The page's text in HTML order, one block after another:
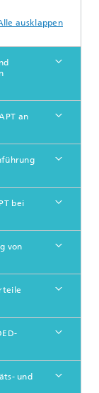
ausklappen
an
bei
von
und